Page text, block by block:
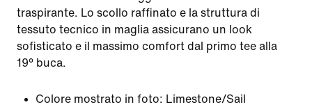
traspirante. Lo scollo raffinato e la struttura di
tessuto tecnico in maglia assicurano un look
sofisticato e il massimo comfort dal primo tee alla
19° buca.
Colore mostrato in foto: Limestone/Sail